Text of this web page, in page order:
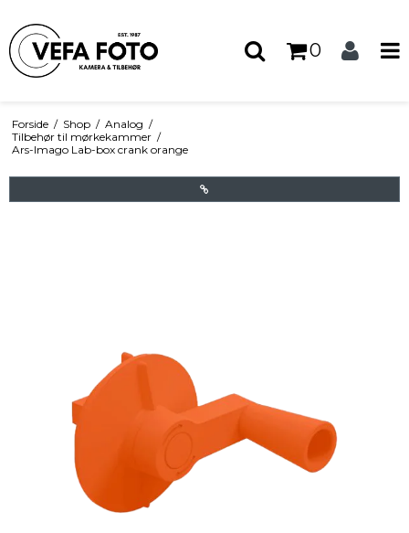
0
Forside / Shop / Analog /
Tilbehør til mørkekammer /
Ars-Imago Lab-box crank orange